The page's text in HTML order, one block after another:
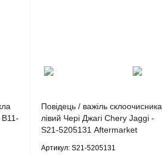
B11-
Повідець / важіль склоочисника
лівий Чері Джагі Chery Jaggi -
S21-5205131 Aftermarket
Артикул: S21-5205131